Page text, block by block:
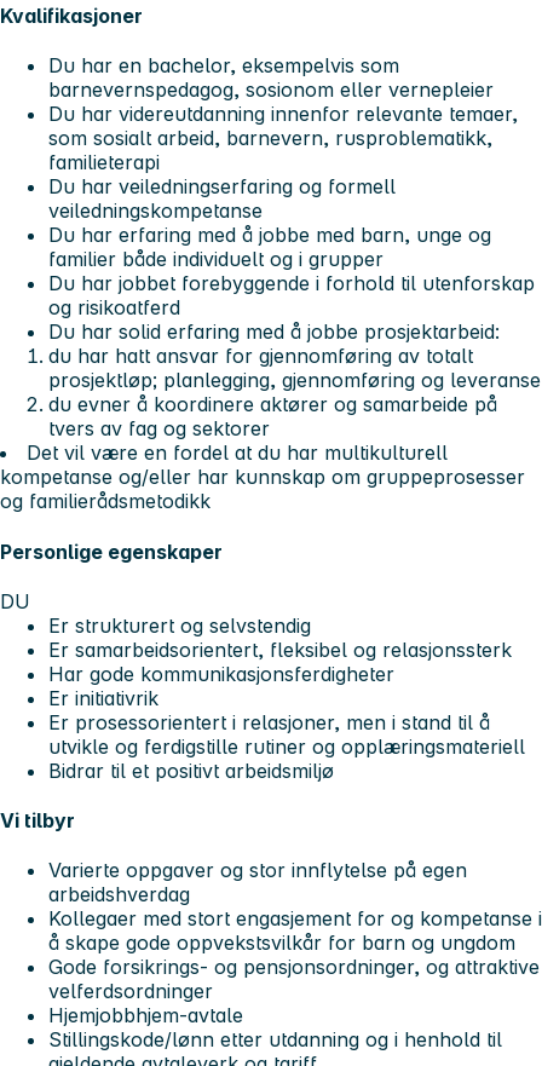
Kvalifikasjoner
Du har en bachelor, eksempelvis som
barnevernspedagog, sosionom eller vernepleier
Du har videreutdanning innenfor relevante temaer,
som sosialt arbeid, barnevern, rusproblematikk,
familieterapi
Du har veiledningserfaring og formell
veiledningskompetanse
Du har erfaring med å jobbe med barn, unge og
familier både individuelt og i grupper
Du har jobbet forebyggende i forhold til utenforskap
og risikoatferd
Du har solid erfaring med å jobbe prosjektarbeid:
du har hatt ansvar for gjennomføring av totalt
prosjektløp; planlegging, gjennomføring og leveranse
du evner å koordinere aktører og samarbeide på
tvers av fag og sektorer
Det vil være en fordel at du har multikulturell
kompetanse og/eller har kunnskap om gruppeprosesser
og familierådsmetodikk
Personlige egenskaper
DU
Er strukturert og selvstendig
Er samarbeidsorientert, fleksibel og relasjonssterk
Har gode kommunikasjonsferdigheter
Er initiativrik
Er prosessorientert i relasjoner, men i stand til å
utvikle og ferdigstille rutiner og opplæringsmateriell
Bidrar til et positivt arbeidsmiljø
Vi tilbyr
Varierte oppgaver og stor innflytelse på egen
arbeidshverdag
Kollegaer med stort engasjement for og kompetanse i
å skape gode oppvekstsvilkår for barn og ungdom
Gode forsikrings- og pensjonsordninger, og attraktive
velferdsordninger
Hjemjobbhjem-avtale
Stillingskode/lønn etter utdanning og i henhold til